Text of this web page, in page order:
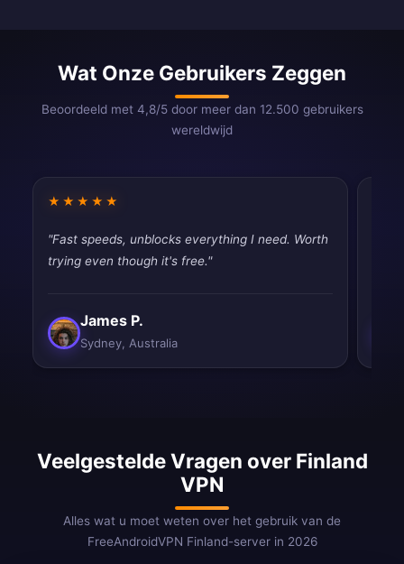
Wat Onze Gebruikers Zeggen
Beoordeeld met 4,8/5 door meer dan 12.500 gebruikers
wereldwijd
★★★★★
"Fast speeds, unblocks everything I need. Worth
trying even though it's free."
James P.
Sydney, Australia
Veelgestelde Vragen over Finland
VPN
Alles wat u moet weten over het gebruik van de
FreeAndroidVPN Finland-server in 2026